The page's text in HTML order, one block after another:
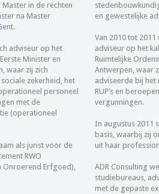
in de rechten
na Master
adviseur op het
Minister en
waar zij zich
zekerheid, het
personeel
met de
(operationeel
als jurist voor de
RWO
Onroerend Erfgoed),
en gewestelijke
Van 2010 tot
adviseur op het
Ruimtelijke
Antwerpen, waar
adviseerde bij het
RUP’s en
vergunningen.
In augustus 2011
basis, waarbij zij
uit haar
ADR Consulting
studiebureaus,
met de gepaste